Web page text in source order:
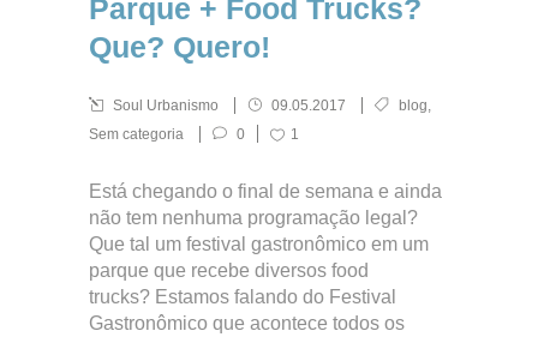
Parque + Food Trucks?
Que? Quero!
Soul Urbanismo 09.05.2017 blog,
Sem categoria
0 1
Está chegando o final de semana e ainda
não tem nenhuma programação legal?
Que tal um festival gastronômico em um
parque que recebe diversos food
trucks? Estamos falando do Festival
Gastronômico que acontece todos os